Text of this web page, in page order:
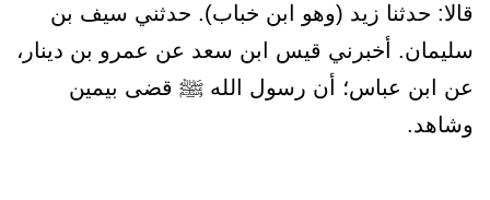
قالا: حدثنا زيد (وهو ابن خباب). حدثني سيف بن
سليمان. أخبرني قيس ابن سعد عن عمرو بن دينار،
عن ابن عباس؛ أن رسول الله ﷺ قضى بيمين
وشاهد.